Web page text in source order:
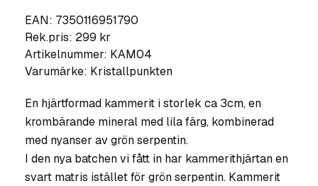
EAN: 7350116951790
Rek.pris: 299 kr
Artikelnummer: KAM04
Varumärke: Kristallpunkten
En hjärtformad kammerit i storlek ca 3cm, en
krombärande mineral med lila färg, kombinerad
med nyanser av grön serpentin.
I den nya batchen vi fått in har kammerithjärtan en
svart matris istället för grön serpentin. Kammerit